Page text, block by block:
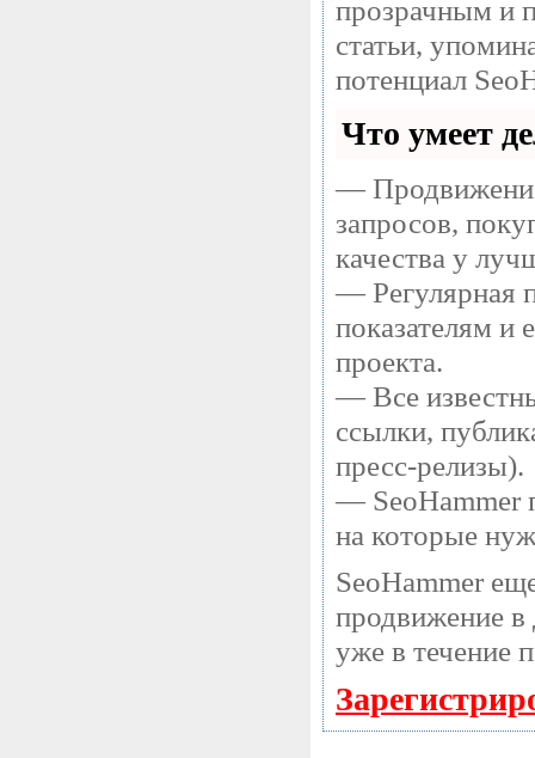
прозрачным и
статьи,
потенциал
Что умеет
—
запросов,
качества у
— Регулярная
показателям и
проекта.
— Все
ссылки,
пресс-релизы).
— SeoHammer
на которые
SeoHammer
продвижение в
уже в течение